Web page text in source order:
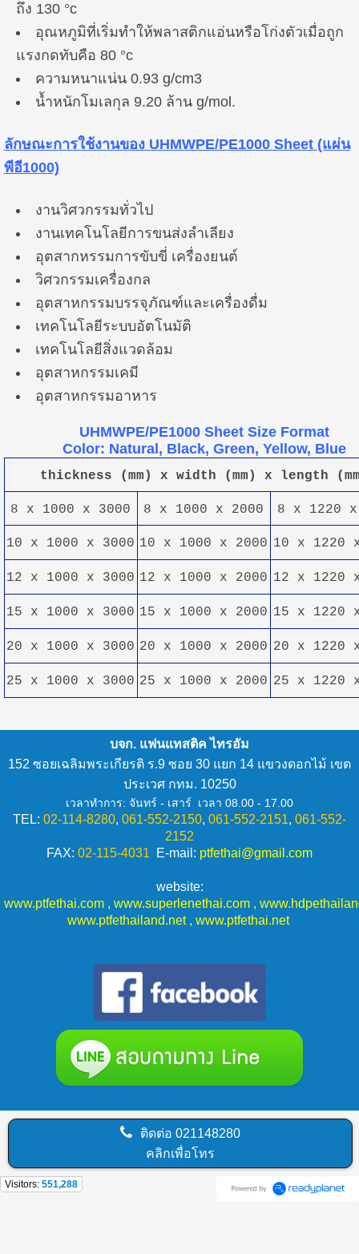
ถึง 130 °c
อุณหภูมิที่เริ่มทำให้พลาสติกแอ่นหรือโก่งตัวเมื่อถูก
แรงกดทับคือ 80 °c
ความหนาแน่น 0.93 g/cm3
น้ำหนักโมเลกุล 9.20 ล้าน g/mol.
ลักษณะการใช้งานของ UHMWPE/PE1000 Sheet (แผ่น
พีอี1000)
งานวิศวกรรมทั่วไป
งานเทคโนโลยีการขนส่งลำเลียง
อุตสากหรรมการขับขี่ เครื่องยนต์
วิศวกรรมเครื่องกล
อุตสาหกรรมบรรจุภัณฑ์และเครื่องดื่ม
เทคโนโลยีระบบอัตโนมัติ
เทคโนโลยีสิ่งแวดล้อม
อุตสาหกรรมเคมี
อุตสาหกรรมอาหาร
UHMWPE/PE1000 Sheet Size Format
Color: Natural, Black, Green, Yellow, Blue
thickness (mm) x width (mm) x length
8 x 1000 x 3000 8 x 1000 x 2000 8 x 1220 x
10 x 1000 x 3000 10 x 1000 x 2000 10 x 1220
12 x 1000 x 3000 12 x 1000 x 2000 12 x 1220
15 x 1000 x 3000 15 x 1000 x 2000 15 x 1220
20 x 1000 x 3000 20 x 1000 x 2000 20 x 1220
25 x 1000 x 3000 25 x 1000 x 2000 25 x 1220
บจก. แฟนแทสติค ไทรอัม
152 ซอยเฉลิมพระเกียรติ ร.9 ซอย 30 แยก 14 แขวงดอกไม้ เขต
ประเวศ กทม. 10250
เวลาทำการ: จันทร์ - เสาร์ เวลา 08.00 - 17.00
TEL: 02-114-8280, 061-552-2150, 061-552-2151, 061-552-
2152
FAX: 02-115-4031 E-mail: ptfethai@gmail.com
website:
www.ptfethai.com , www.superlenethai.com ,
www.ptfethailand.net, www.ptfethai.net
ติดต่อ 021148280
คลิกเพื่อโทร
Visitors: 551,288